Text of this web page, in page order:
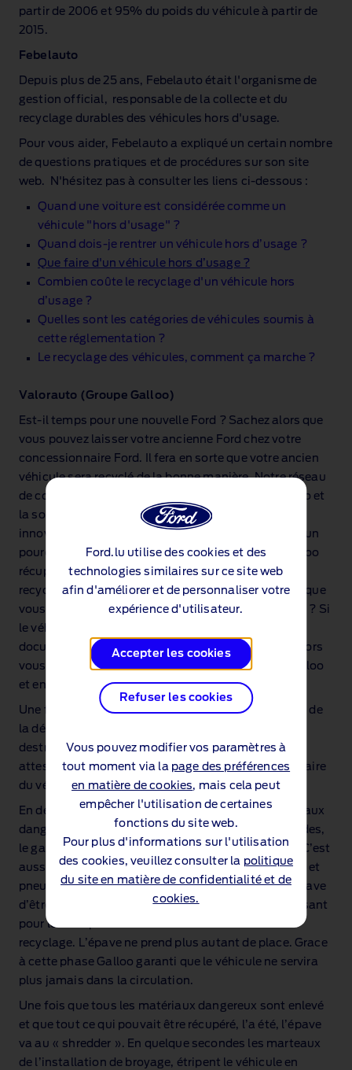
Ford.lu utilise des cookies et des
technologies similaires sur ce site web
afin d'améliorer et de personnaliser votre
expérience d'utilisateur.
Accepter les cookies
Refuser les cookies
Vous pouvez modifier vos paramètres à
tout moment via la page des préférences
en matière de cookies, mais cela peut
empêcher l'utilisation de certaines
fonctions du site web.
Pour plus d'informations sur l'utilisation
des cookies, veuillez consulter la politique
du site en matière de confidentialité et de
cookies.
partir de 2006 et 95% du poids du véhicule à partir de
2015.
Febelauto
Depuis plus de 25 ans, Febelauto était l'organisme de
gestion official, responsable de la collecte et du
recyclage durables des véhicules hors d'usage.
Pour vous aider, Febelauto a expliqué un certain nombre
de questions pratiques et de procédures sur son site
web. N'hésitez pas à consulter les liens ci‑dessous :
Quand une voiture est considérée comme un
véhicule "hors d'usage" ?
Quand dois‑je rentrer un véhicule hors d’usage ?
Que faire d'un véhicule hors d’usage ?
Combien coûte le recyclage d'un véhicule hors
d’usage ?
Quelles sont les catégories de véhicules soumis à
cette réglementation ?
Le recyclage des véhicules, comment ça marche ?
Valorauto (Groupe Galloo)
Est‑il temps pour une nouvelle Ford ? Sachez alors que
vous pouvez laisser votre ancienne Ford chez votre
concessionnaire Ford. Il fera en sorte que votre ancien
véhicule sera recyclé de la bonne manière. Notre réseau
de concessions travaille étroitement avec Febelauto et
la société de recyclage Galloo. Avec leur procédé
innovatif ils peuvent garantir pour chaque véhicule un
pourcentage de revalorisation de plus de 96%. Galloo
récupère les véhicules dans notre réseau afin de les
recycler dans un de leurs centres. Mais saviez‑vous que
vous aussi en tant que particulier vous y avez accès ? Si
le véhicule concerné est complet, c’est à dire,
documents, toutes les pièces, et les 4 ou 5 roues. Alors
vous pouvez déposer votre ancien véhicule chez Galloo
et en récupérer une petite somme.
Une fois dans le centre de recyclage, Gallo s’occupe de
la désinscription auprès de la DIV (ceci est la
destruction administrative). Qui est suivi d’une
attestation de destruction remis au dernier propriétaire
du véhicule.
En deuxième temps Galloo enlèvera tous les matériaux
dangereux du véhicule. Ainsi, les batteries, les liquides,
le gaz de l’air conditionné, sont enlevée de l’épave. C’est
aussi dans cette phase de dépollution que les roues et
pneus sont récupéré. Après ceci c’est au tour de l’épave
d’être détruite. L’épave est écrasée, ceci est intéressant
pour le transport vers les autres installations de
recyclage. L’épave ne prend plus autant de place. Grace
à cette phase Galloo garanti que le véhicule ne servira
plus jamais dans la circulation.
Une fois que tous les matériaux dangereux sont enlevé
et que tout ce qui pouvait être récupéré, l’a été, l’épave
va au « shredder ». En quelque secondes les marteaux
de l’installation de broyage, étripent le véhicule en